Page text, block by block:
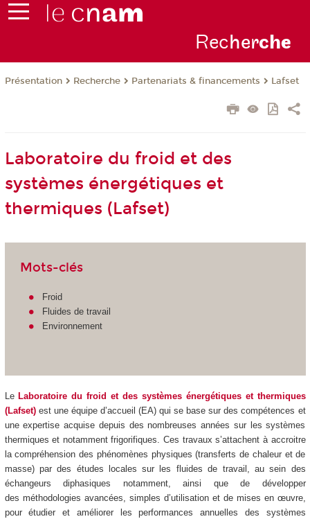
Recherche
Présentation Recherche Partenariats & financements Lafset
Laboratoire du froid et des
systèmes énergétiques et
thermiques (Lafset)
Mots-clés
Froid
Fluides de travail
Environnement
Le Laboratoire du froid et des systèmes énergétiques et thermiques
(Lafset)est une équipe d’accueil (EA) qui se base sur des compétences et
une expertise acquise depuis des nombreuses années sur les systèmes
thermiques et notamment frigorifiques. Ces travaux s’attachent à accroitre
la compréhension des phénomènes physiques (transferts de chaleur et de
masse) par des études locales sur les fluides de travail, au sein des
échangeurs diphasiques notamment, ainsi que de développer
des méthodologies avancées, simples d’utilisation et de mises en œuvre,
pour étudier et améliorer les performances annuelles des systèmes